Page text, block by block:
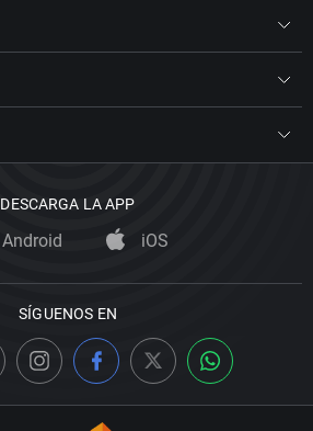
DESCARGA LA APP
Android iOS
SÍGUENOS EN